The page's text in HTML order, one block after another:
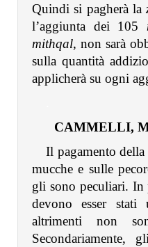
Quindi si pagherà la
l’aggiunta dei 105
mithqal, non sarà
sulla quantità
applicherà su ogni
CAMMELLI,
Il pagamento della
mucche e sulle
gli sono peculiari.
devono esser
altrimenti non
Secondariamente,